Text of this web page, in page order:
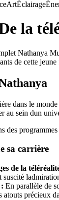
ArtÉclairage
la
Nathanya
de cette
dans le
au sein dun
des
sa carrière
de la
suscité
En parallèle de
atouts précieux